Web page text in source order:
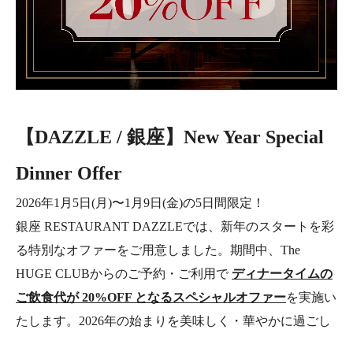
【DAZZLE / 銀座】New Year Special
Dinner Offer
2026年1月5日(月)〜1月9日(金)の5日間限定！
銀座 RESTAURANT DAZZLEでは、新年のスタートを彩
る特別なオファーをご用意しました。期間中、The
HUGE CLUBからのご予約・ご利用で ディナータイムの
ご飲食代が 20%OFF となるスペシャルオファーを実施い
たします。2026年の始まりを美味しく・華やかに過ごし